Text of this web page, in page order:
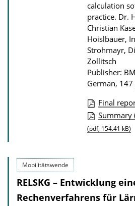
calculation
practice. Dr.
Christian
Hoislbauer,
Strohmayr,
Zollitsch
Publisher:
German, 147
P
u
c
a
Final
Summary
(pdf, 154.41 kB)
Mobilitätswende
RELSKG – Entwicklung
Rechenverfahrens für